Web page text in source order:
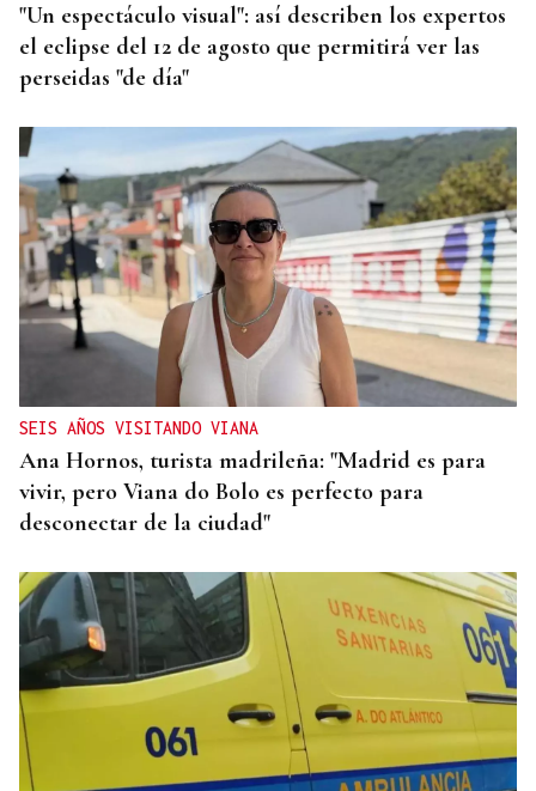
"Un espectáculo visual": así describen los expertos
el eclipse del 12 de agosto que permitirá ver las
perseidas "de día"
SEIS AÑOS VISITANDO VIANA
Ana Hornos, turista madrileña: "Madrid es para
vivir, pero Viana do Bolo es perfecto para
desconectar de la ciudad"